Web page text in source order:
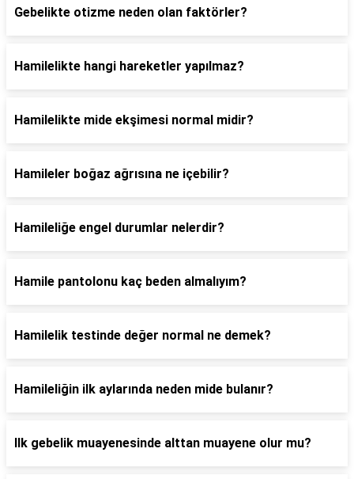
Gebelikte otizme neden olan faktörler?
Hamilelikte hangi hareketler yapılmaz?
Hamilelikte mide ekşimesi normal midir?
Hamileler boğaz ağrısına ne içebilir?
Hamileliğe engel durumlar nelerdir?
Hamile pantolonu kaç beden almalıyım?
Hamilelik testinde değer normal ne demek?
Hamileliğin ilk aylarında neden mide bulanır?
Ilk gebelik muayenesinde alttan muayene olur mu?